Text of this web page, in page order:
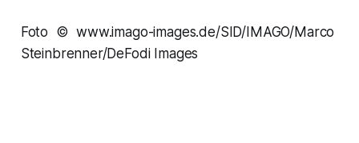
Foto © www.imago-images.de/SID/IMAGO/Marco
Steinbrenner/DeFodi Images